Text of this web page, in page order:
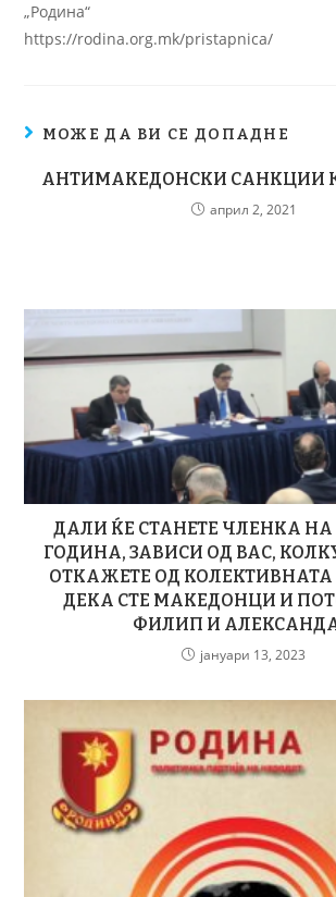
„Родина“
https://rodina.org.mk/pristapnica/
МОЖЕ ДА ВИ СЕ ДОПАДНЕ
АНТИМАКЕДОНСКИ САНКЦИИ
април 2, 2021
ДАЛИ ЌЕ СТАНЕТЕ ЧЛЕНКА НА
ГОДИНА, ЗАВИСИ ОД ВАС,
ОТКАЖЕТЕ ОД
ДЕКА СТЕ МАКЕДОНЦИ И
ФИЛИП И
јануари 13, 2023